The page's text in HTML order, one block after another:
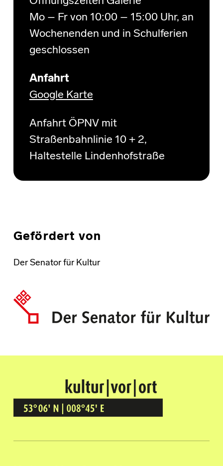
Mo – Fr von 10:00 – 15:00 Uhr, an
Wochenenden und in Schulferien
geschlossen
Anfahrt
Google Karte
Anfahrt ÖPNV mit
Straßenbahnlinie 10 + 2,
Haltestelle Lindenhofstraße
Gefördert von
Der Senator für Kultur
Kultur Vor Ort
BREMEN GRÖPELINGEN